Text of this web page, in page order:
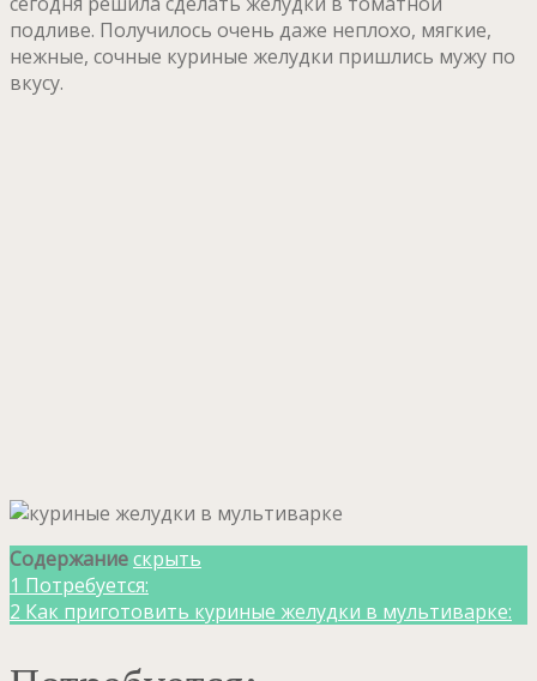
подливе. Получилось очень даже неплохо, мягкие,
нежные, сочные куриные желудки пришлись мужу по
вкусу.
Содержаниескрыть
1 Потребуется:
2 Как приготовить куриные желудки в мультиварке: